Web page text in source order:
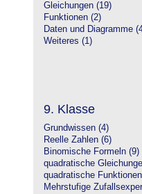
Gleichungen (19)
Funktionen (2)
Daten und Diagramme
Weiteres (1)
9. Klasse
Grundwissen (4)
Reelle Zahlen (6)
Binomische Formeln (9)
quadratische
quadratische
Mehrstufige